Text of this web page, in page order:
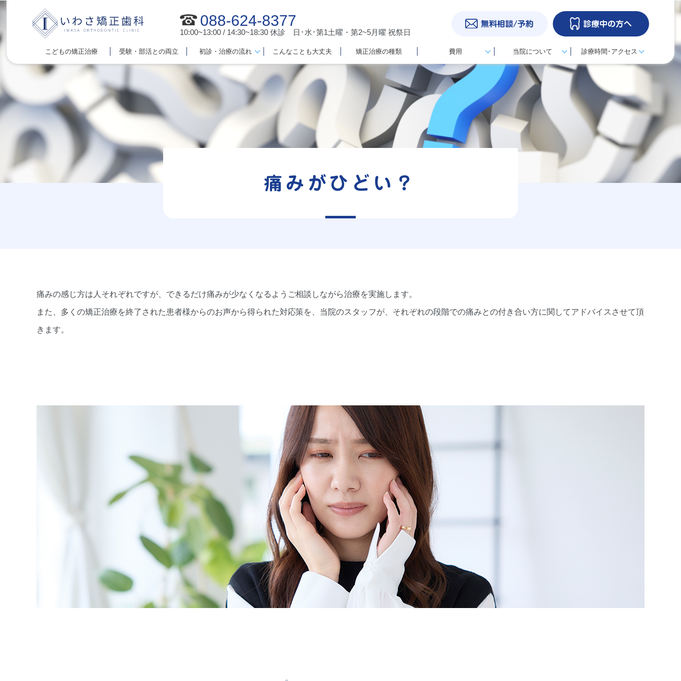
088-624-8377
10:00~13:00 / 14:30~18:30 休診 日･水･第1土曜・第2~5月曜 祝祭日
無料相談/予約 診療中の方へ
こどもの矯正治療 受験・部活との両立 初診・治療の流れ こんなことも大丈夫 矯正治療の種類 費用 当院について 診療時間･アクセス
痛みがひどい？
痛みの感じ方は人それぞれですが、できるだけ痛みが少なくなるようご相談しながら治療を実施します。
また、多くの矯正治療を終了された患者様からのお声から得られた対応策を、当院のスタッフが、それぞれの段階での痛みとの付き合い方に関してアドバイスさせて頂
きます。